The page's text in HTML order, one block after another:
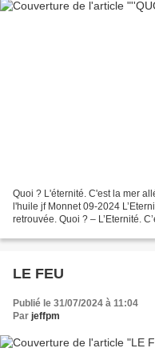
Quoi ? L'éternité. C'est la mer
l'huile jf Monnet 09-2024
retrouvée. Quoi ? – L’Eternité.
LE FEU
Publié le 31/07/2024 à 11:04
Par jeffpm